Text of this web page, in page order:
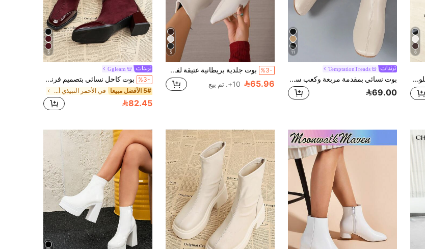
6
بوت كاحل نسائي جديد بأسلوب بريطاني، بوت كاحل أبيض بسيط أنيق بكعب سميك، بوت كاحل عتيق برأس مدبب وسحاب معدني جانبي، بوت تشيلسي بكعب سميك وعالي، بوت غربي أمريكي بكعب متوسط، بوت كاحل عصري
11
TemptationTreads
بوت نسائي بمقدمة مربعة وكعب سميك بلون بيج مع سحاب خلفي، بوت نسائي بكعب عالي بلون بيج، بوت نسائي للكاحل، بوت نسائي قتالي، بوت نسائي، بوت نسائي شتوي، بوت بكعب سميك
69.00
5
%3- بوت جلدية بريطانية عتيقة لفصلي الخريف والشتاء، بوت كاحل قصيرة بكعب متوسط وأصبع مدبب للنساء لفصلي الربيع والخريف، تناسب ارتداؤها مع البناطيل، بوت للنساء
65.96 10+. تم بيع
5
Ggleam
%3- بوت كاحل نسائي بتصميم فرنسي بريطاني عتيق، لون بورغندي، مقدمة مربعة، خريف/شتاء 2025، سحاب جانبي، قصة ضيقة، كعب سميك، تصميم إبزيم، أنيق وعصري
5# الأفضل مبيعا في الأحمر النبيذي أحذية الموضة للمرأة
82.45